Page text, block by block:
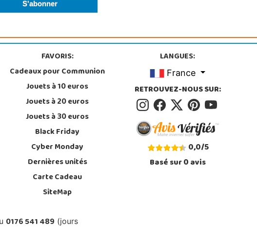
FAVORIS:
Cadeaux pour Communion
Jouets à 10 euros
Jouets à 20 euros
Jouets à 30 euros
Black Friday
Cyber Monday
Dernières unités
Carte Cadeau
SiteMap
LANGUES:
France
RETROUVEZ-NOUS SUR:
0,0/5
Basé sur0avis
0176 541 489 (jours